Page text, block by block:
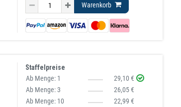
Warenkorb
Staffelpreise
Ab Menge: 1
29,10 €
Ab Menge:3
26,05 €
Ab Menge: 10
22,99 €